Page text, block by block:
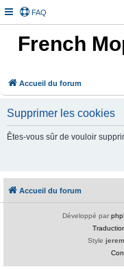
FAQ
French
Accueil du forum
Supprimer les cookies
Êtes-vous sûr de vouloir
Accueil du forum
Développé par
Style